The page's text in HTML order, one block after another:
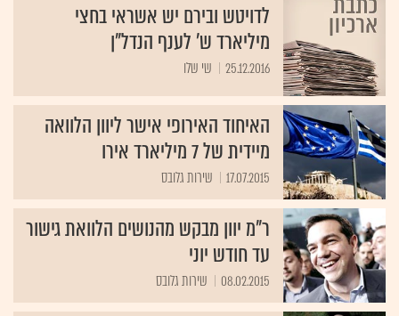
לדויטש ובירם יש אשראי בחצי
מיליארד ש' לענף הנדל"ן
25.12.2016 שי שלו
האיחוד האירופי אישר ליוון הלוואה
מיידית של 7 מיליארד אירו
17.07.2015 שירות גלובס
ר"מ יוון מבקש מהנושים הלוואת גישור
עד חודש יוני
08.02.2015 שירות גלובס